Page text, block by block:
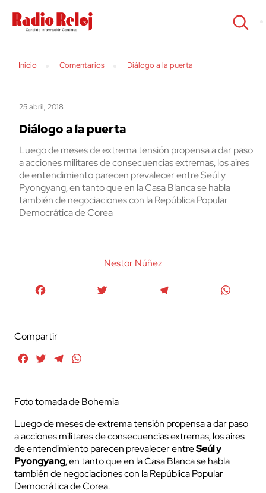
cerrar
Inicio Comentarios Diálogo a la puerta
25 abril, 2018
Diálogo a la puerta
Luego de meses de extrema tensión propensa a dar paso
a acciones militares de consecuencias extremas, los aires
de entendimiento parecen prevalecer entre Seúl y
Pyongyang, en tanto que en la Casa Blanca se habla
también de negociaciones con la República Popular
Democrática de Corea
Nestor Núñez
Compartir
FacebookTwitterTelegram
Foto tomada de Bohemia
Luego de meses de extrema tensión propensa a dar paso
a acciones militares de consecuencias extremas, los aires
de entendimiento parecen prevalecer entreSeúl y
Pyongyang, en tanto que en la Casa Blanca se habla
también de negociaciones con la República Popular
Democrática de Corea.